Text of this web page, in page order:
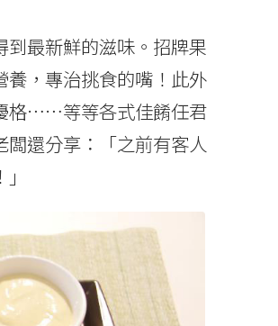
最新鮮的滋味。招牌果
，專治挑食的嘴！此外
格……等等各式佳餚任君
還分享：「之前有客人